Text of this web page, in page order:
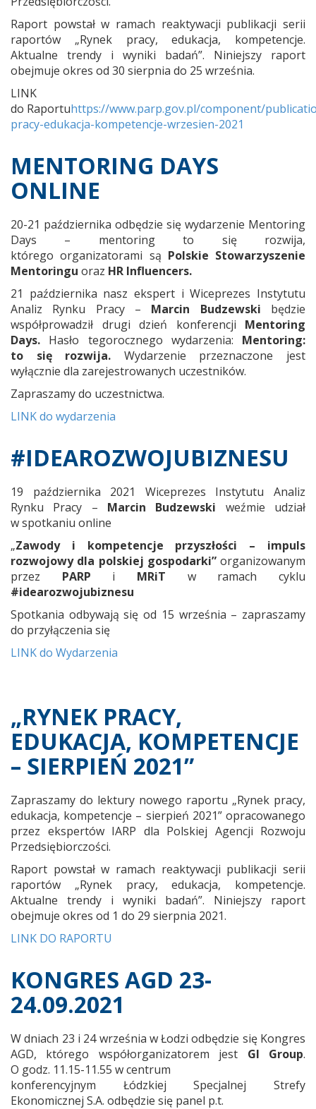
Raport powstał w ramach reaktywacji publikacji serii
raportów „Rynek pracy, edukacja, kompetencje.
Aktualne trendy i wyniki badań”. Niniejszy raport
obejmuje okres od 30 sierpnia do 25 września.
LINK
do Raportuhttps://www.parp.gov.pl/component/
pracy-edukacja-kompetencje-wrzesien-2021
MENTORING DAYS
ONLINE
20-21 października odbędzie się wydarzenie Mentoring
Days – mentoring to się rozwija,
którego organizatorami są Polskie Stowarzyszenie
Mentoringu oraz HR Influencers.
21 października nasz ekspert i Wiceprezes Instytutu
Analiz Rynku Pracy – Marcin Budzewski będzie
współprowadził drugi dzień konferencji Mentoring
Days. Hasło tegorocznego wydarzenia: Mentoring:
to się rozwija. Wydarzenie przeznaczone jest
wyłącznie dla zarejestrowanych uczestników.
Zapraszamy do uczestnictwa.
LINK do wydarzenia
#IDEAROZWOJUBIZNESU
19 października 2021 Wiceprezes Instytutu Analiz
Rynku Pracy – Marcin Budzewski weźmie udział
w spotkaniu online
„Zawody i kompetencje przyszłości – impuls
rozwojowy dla polskiej gospodarki” organizowanym
przez PARP i MRiT w ramach cyklu
#idearozwojubiznesu
Spotkania odbywają się od 15 września – zapraszamy
do przyłączenia się
LINK do Wydarzenia
„RYNEK PRACY,
EDUKACJA, KOMPETENCJE
– SIERPIEŃ 2021”
Zapraszamy do lektury nowego raportu „Rynek pracy,
edukacja, kompetencje – sierpień 2021” opracowanego
przez ekspertów IARP dla Polskiej Agencji Rozwoju
Przedsiębiorczości.
Raport powstał w ramach reaktywacji publikacji serii
raportów „Rynek pracy, edukacja, kompetencje.
Aktualne trendy i wyniki badań”. Niniejszy raport
obejmuje okres od 1 do 29 sierpnia 2021.
LINK DO RAPORTU
KONGRES AGD 23-
24.09.2021
W dniach 23 i 24 września w Łodzi odbędzie się Kongres
AGD, którego współorganizatorem jest GI Group.
O godz. 11.15-11.55 w centrum
konferencyjnym Łódzkiej Specjalnej Strefy
Ekonomicznej S.A. odbędzie się panel p.t.